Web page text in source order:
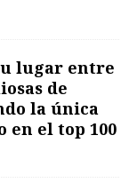
lugar entre
de
la única
en el top 100